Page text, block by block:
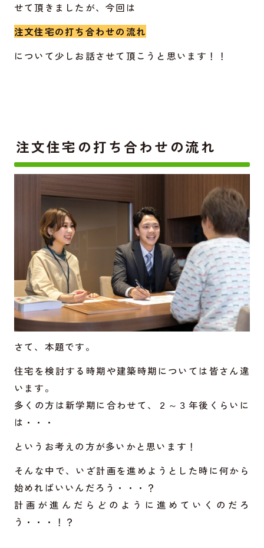
せて頂きましたが、今回は
注文住宅の打ち合わせの流れ
について少しお話させて頂こうと思います！！
注文住宅の打ち合わせの流れ
さて、本題です。
住宅を検討する時期や建築時期については皆さん違
います。
多くの方は新学期に合わせて、２～３年後くらいに
は・・・
というお考えの方が多いかと思います！
そんな中で、いざ計画を進めようとした時に何から
始めればいいんだろう・・・？
計画が進んだらどのように進めていくのだろ
う・・・！？